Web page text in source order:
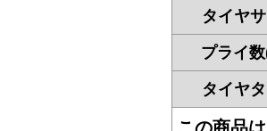
タイヤ
プライ
タイヤ